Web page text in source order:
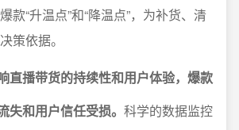
款“升温点”和“降温点”，为补货、清
策依据。
直播带货的持续性和用户体验，爆款
失和用户信任受损。 科学的数据监控